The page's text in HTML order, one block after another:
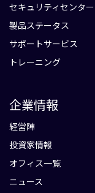
セキュリティセンター
製品ステータス
サポートサービス
トレーニング
企業情報
経営陣
投資家情報
オフィス一覧
ニュース